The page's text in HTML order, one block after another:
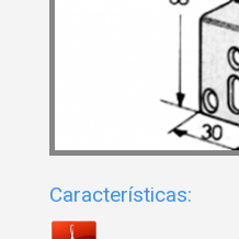
Características: